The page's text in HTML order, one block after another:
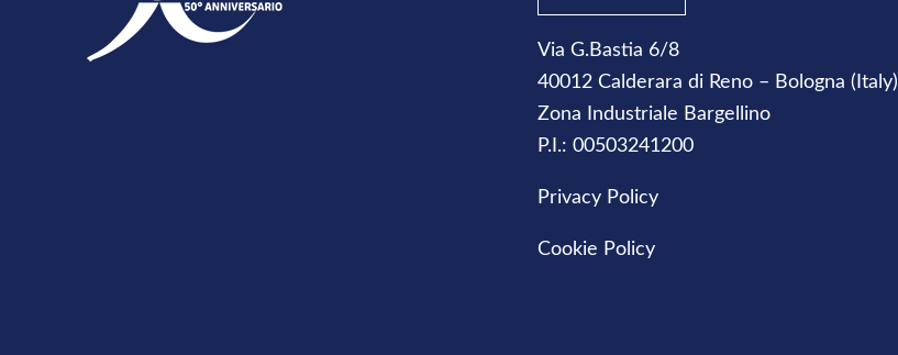
Via G.Bastia 6/8
40012 Calderara di Reno – Bologna (Italy)
Zona Industriale Bargellino
P.I.: 00503241200
Privacy Policy
Cookie Policy